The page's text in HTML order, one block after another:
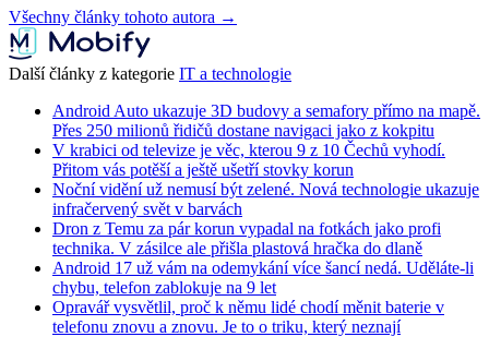
Všechny články tohoto autora →
Další články z kategorie IT a technologie
Android Auto ukazuje 3D budovy a semafory přímo na mapě.
Přes 250 milionů řidičů dostane navigaci jako z kokpitu
V krabici od televize je věc, kterou 9 z 10 Čechů vyhodí.
Přitom vás potěší a ještě ušetří stovky korun
Noční vidění už nemusí být zelené. Nová technologie ukazuje
infračervený svět v barvách
Dron z Temu za pár korun vypadal na fotkách jako profi
technika. V zásilce ale přišla plastová hračka do dlaně
Android 17 už vám na odemykání více šancí nedá. Uděláte-li
chybu, telefon zablokuje na 9 let
Opravář vysvětlil, proč k němu lidé chodí měnit baterie v
telefonu znovu a znovu. Je to o triku, který neznají